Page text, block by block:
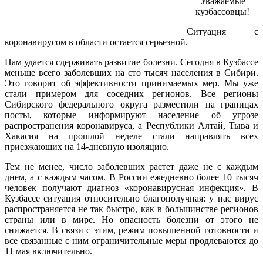
кузбассовцы!
Ситуация с
коронавирусом в области остается серьезной.
Нам удается сдерживать развитие болезни. Сегодня в Кузбассе
меньше всего заболевших на сто тысяч населения в Сибири.
Это говорит об эффективности принимаемых мер. Мы уже
стали примером для соседних регионов. Все регионы
Сибирского федерального округа разместили на границах
посты, которые информируют население об угрозе
распространения коронавируса, а Республики Алтай, Тыва и
Хакасия на прошлой неделе стали направлять всех
приезжающих на 14-дневную изоляцию.
Тем не менее, число заболевших растет даже не с каждым
днем, а с каждым часом. В России ежедневно более 10 тысяч
человек получают диагноз «коронавирусная инфекция». В
Кузбассе ситуация относительно благополучная: у нас вирус
распространяется не так быстро, как в большинстве регионов
страны или в мире. Но опасность болезни от этого не
снижается. В связи с этим, режим повышенной готовности и
все связанные с ним ограничительные меры продлеваются до
11 мая включительно.